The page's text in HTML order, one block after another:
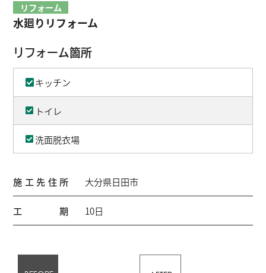
リフォーム
水廻りリフォーム
リフォーム箇所
キッチン
トイレ
洗面脱衣場
施工先住所 大分県日田市
工期 10日